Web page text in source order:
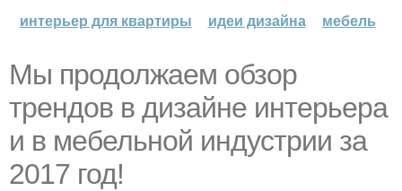
интерьер для квартиры
идеи дизайна мебель
Мы продолжаем обзор
трендов в дизайне интерьера
и в мебельной индустрии за
2017 год!